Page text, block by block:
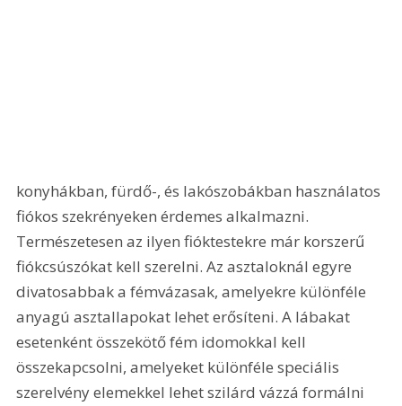
konyhákban, fürdő-, és lakószobákban használatos
fiókos szekrényeken érdemes alkalmazni.
Természetesen az ilyen fióktestekre már korszerű
fiókcsúszókat kell szerelni. Az asztaloknál egyre
divatosabbak a fémvázasak, amelyekre különféle
anyagú asztallapokat lehet erősíteni. A lábakat
esetenként összekötő fém idomokkal kell
összekapcsolni, amelyeket különféle speciális
szerelvény elemekkel lehet szilárd vázzá formálni